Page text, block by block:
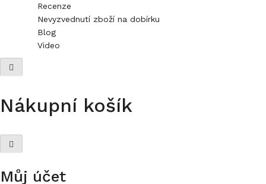
Recenze
Nevyzvednutí zboží na dobírku
Blog
Video
Nákupní košík
Můj účet